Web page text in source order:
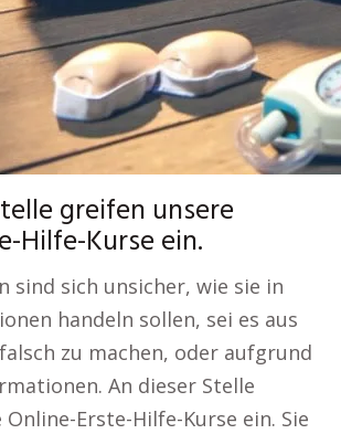
greifen unsere
Hilfe-Kurse ein.
sind sich unsicher, wie sie in
handeln sollen, sei es aus
zu machen, oder aufgrund
An dieser Stelle
Erste-Hilfe-Kurse ein. Sie